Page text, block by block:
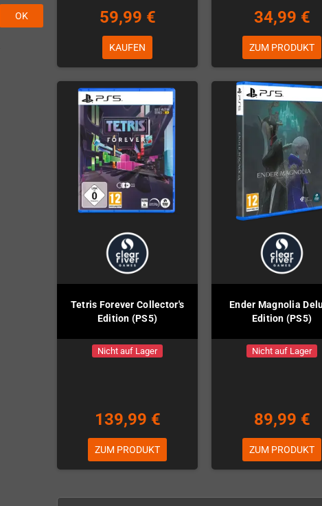
OK 59,99 €
KAUFEN
34,99 €
ZUM PRODUKT
Tetris Forever Collector's
Edition (PS5)
Nicht auf Lager
139,99 €
ZUM PRODUKT
Ender Magnolia
Edition (PS5)
Nicht auf Lager
89,99 €
ZUM PRODUKT